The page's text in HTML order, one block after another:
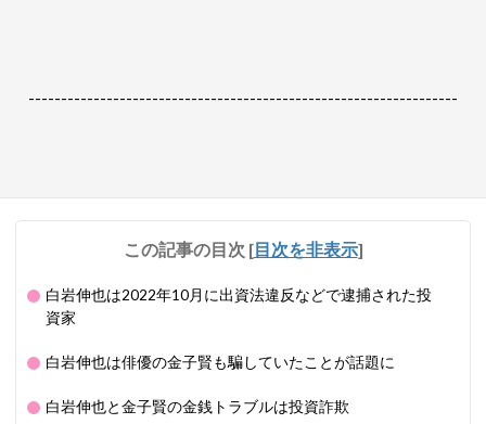
------------------------------------------------------------------
この記事の目次 [目次を非表示]
白岩伸也は2022年10月に出資法違反などで逮捕された投
資家
白岩伸也は俳優の金子賢も騙していたことが話題に
白岩伸也と金子賢の金銭トラブルは投資詐欺